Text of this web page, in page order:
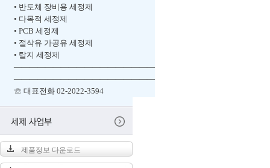
• 반도체 장비용 세정제
• 다목적 세정제
• PCB 세정제
• 절삭유 가공유 세정제
• 탈지 세정제
――――――――――――――――――
――――――――――――――――――
☏ 대표전화 02-2022-3594
제품정보 다운로드